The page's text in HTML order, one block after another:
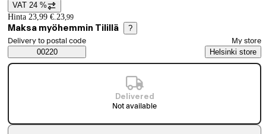
Price details
VAT 24 %
Hinta 23,99 €. 23,99
Maksa myöhemmin Tilillä ?
Saatavuustiedot
Select order method
Delivery to postal code
00220
My store
Helsinki store
Delivered
Not available